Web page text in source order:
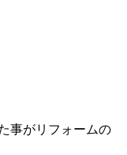
事がリフォームの